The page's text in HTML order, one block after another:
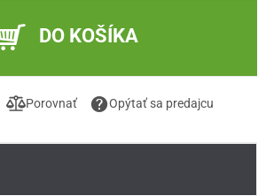
DO KOŠÍKA
Porovnať Opýtať sa predajcu